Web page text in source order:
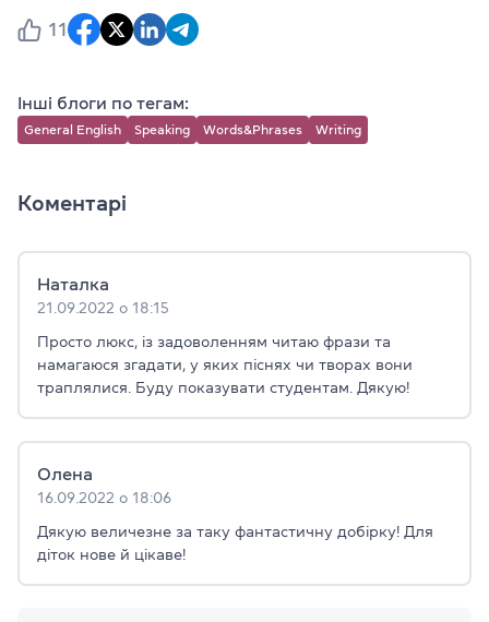
11
Інші блоги по тегам:
General English Speaking Words&Phrases Writing
Коментарі
Наталка
21.09.2022 о 18:15
Просто люкс, із задоволенням читаю фрази та
намагаюся згадати, у яких піснях чи творах вони
траплялися. Буду показувати студентам. Дякую!
Олена
16.09.2022 о 18:06
Дякую величезне за таку фантастичну добірку! Для
діток нове й цікаве!